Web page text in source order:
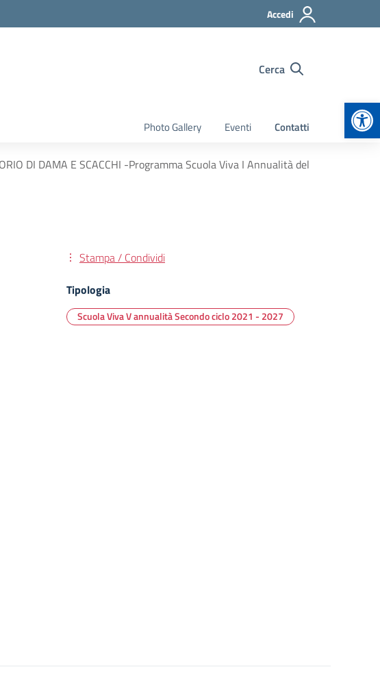
Accedi
Cerca
Photo Gallery Eventi Contatti
DI DAMA E SCACCHI -Programma Scuola Viva I Annualità del
Stampa / Condividi
Tipologia
Scuola Viva V annualità Secondo ciclo 2021 - 2027